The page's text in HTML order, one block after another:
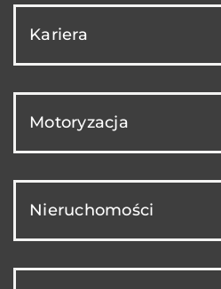
Kariera
Motoryzacja
Nieruchomości